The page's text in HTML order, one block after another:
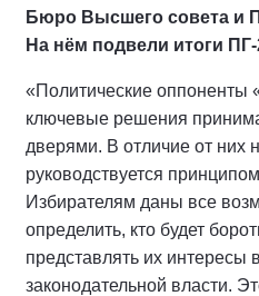
Бюро Высшего совета и
На нём подвели итоги ПГ-
«Политические оппоненты
ключевые решения
дверями. В отличие от них
руководствуется
Избирателям даны все
определить, кто будет
представлять их интересы
законодательной власти.